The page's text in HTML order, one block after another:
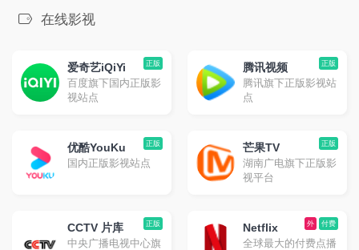
在线影视
正版
爱奇艺iQiYi
百度旗下国内正版影
视站点
正版
腾讯视频
腾讯旗下正版影视站
点
正版
优酷YouKu
国内正版影视站点
正版
芒果TV
湖南广电旗下正版影
视平台
正版
CCTV 片库
中央广播电视中心旗
付费
外
Netflix
全球最大的付费点播